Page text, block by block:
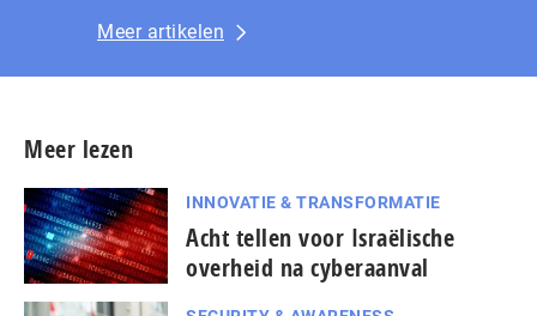
Meer artikelen
Meer lezen
INNOVATIE & TRANSFORMATIE
Acht tellen voor Israëlische
overheid na cyberaanval